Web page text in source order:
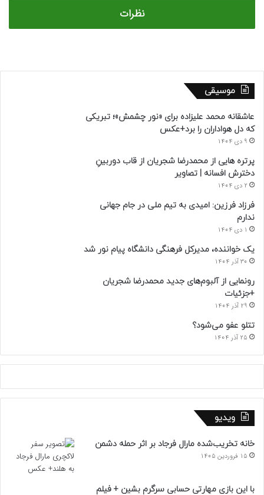
نظرات
موسیقی
عاشقانه محمد علیزاده برای «نور چشمش»؛ تبریکی
که دل هواداران را برد+عکس
9 دی 1404
پرتره هایی از محمدرضا شجریان از قاب دوربینِ
دخترش افسانه | تصاویر
2 دی 1404
فرزاد فرزین: امیدی به تیم ملی در جام جهانی
ندارم
1 دی 1404
یک خواننده، مدیرکل فرهنگی دانشگاه پیام نور شد
30 آذر 1404
رونمایی از آلبوم‌های جدید محمدرضا شجریان
+جزئیات
29 آذر 1404
تتلو عفو می‌شود؟
25 آذر 1404
ویدیو
خانه تخریب‌شده مارال فرجاد بر اثر حمله دشمن
15 فروردین 1405
با این بازی مهارتی حسابی سرگرم بشین + فیلم